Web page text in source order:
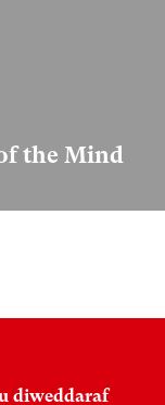
the Mind
diweddaraf